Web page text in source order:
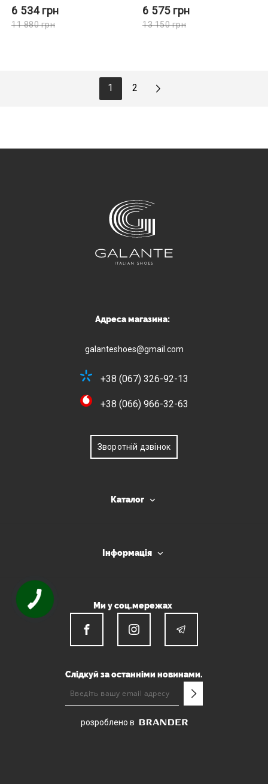
6 534грн
11 880грн
6 575 грн
13 150грн
1 2
Адреса магазина:
galanteshoes@gmail.com
+38 (067) 326-92-13
+38 (066) 966-32-63
Зворотній дзвінок
Каталог
Інформація
Ми у соц.мережах
Слідкуй за останніми новинами.
розроблено в